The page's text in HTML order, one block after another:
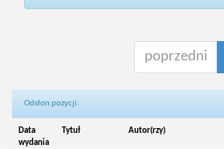
poprzedni
Odsłon pozycji:
Data
wydania
Tytuł Autor(rzy)